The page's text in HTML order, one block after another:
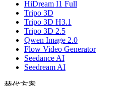
HiDream I1 Full
Tripo 3D
Tripo 3D H3.1
Tripo 3D 2.5
Qwen Image 2.0
Flow Video Generator
Seedance AI
Seedream AI